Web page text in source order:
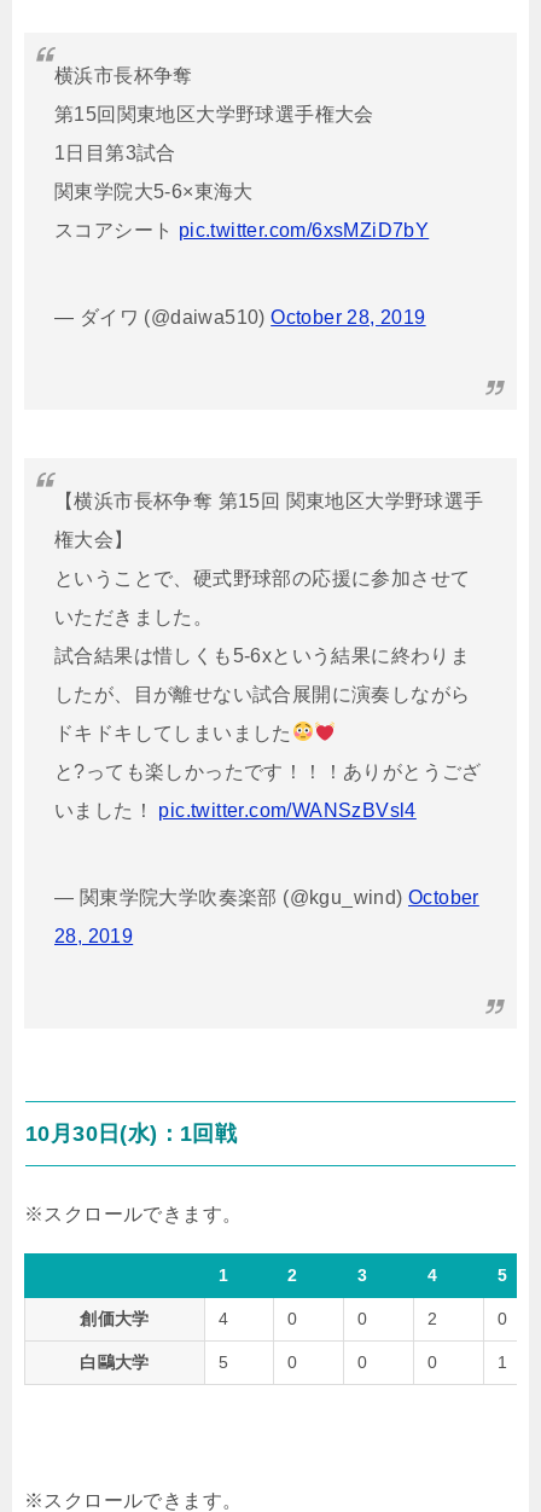
横浜市長杯争奪
第15回関東地区大学野球選手権大会
1日目第3試合
関東学院大5-6×東海大
スコアシート pic.twitter.com/6xsMZiD7bY
— ダイワ (@daiwa510)October 28, 2019
【横浜市長杯争奪 第15回 関東地区大学野球選手
権大会】
ということで、硬式野球部の応援に参加させて
いただきました。
試合結果は惜しくも5-6xという結果に終わりま
したが、目が離せない試合展開に演奏しながら
ドキドキしてしまいました
と?っても楽しかったです！！！ありがとうござ
いました！ pic.twitter.com/WANSzBVsl4
— 関東学院大学吹奏楽部 (@kgu_wind) October
28, 2019
10月30日(水)：1回戦
1 2 3 4 5
創価大学 4 0 0 2 0
白鷗大学 5 0 0 0 1